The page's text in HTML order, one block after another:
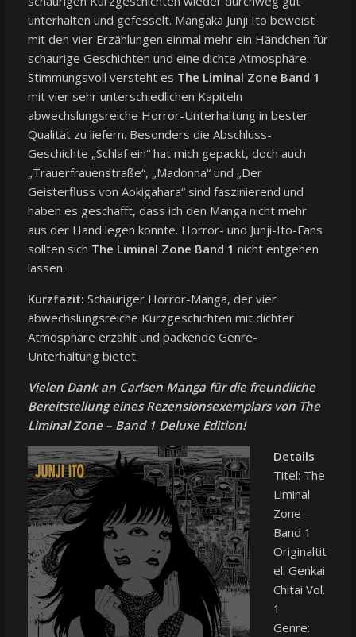
unterhalten und gefesselt. Mangaka Junji Ito beweist
mit den vier Erzählungen einmal mehr ein Händchen für
schaurige Geschichten und eine dichte Atmosphäre.
Stimmungsvoll versteht es The Liminal Zone Band 1
mit vier sehr unterschiedlichen Kapiteln
abwechslungsreiche Horror-Unterhaltung in bester
Qualität zu liefern. Besonders die Abschluss-
Geschichte „Schlaf ein“ hat mich gepackt, doch auch
„Trauerfrauenstraße“, „Madonna“ und „Der
Geisterfluss von Aokigahara“ sind faszinierend und
haben es geschafft, dass ich den Manga nicht mehr
aus der Hand legen konnte. Horror- und Junji-Ito-Fans
sollten sich The Liminal Zone Band 1 nicht entgehen
lassen.
Kurzfazit: Schauriger Horror-Manga, der vier
abwechslungsreiche Kurzgeschichten mit dichter
Atmosphäre erzählt und packende Genre-
Unterhaltung bietet.
Vielen Dank an Carlsen Manga für die freundliche
Bereitstellung eines Rezensionsexemplars von The
Liminal Zone – Band 1 Deluxe Edition!
Details
Titel: The
Liminal
Zone –
Band 1
Originaltit
el: Genkai
Chitai Vol.
1
Genre: